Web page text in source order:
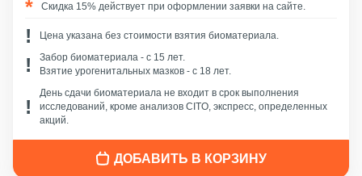
Скидка 15% действует при оформлении заявки на сайте.
Цена указана без стоимости взятия биоматериала.
Забор биоматериала - c 15 лет.
Взятие урогенитальных мазков - с 18 лет.
День сдачи биоматериала не входит в срок выполнения
исследований, кроме анализов CITO, экспресс, определенных
акций.
ДОБАВИТЬ В КОРЗИНУ